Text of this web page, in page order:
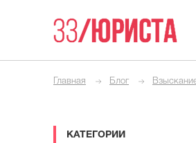
Главная Блог
КАТЕГОРИИ